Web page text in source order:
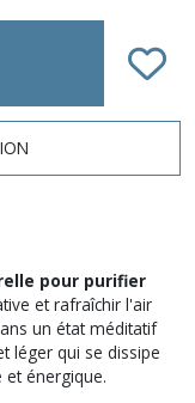
pour purifier
et rafraîchir l'air
un état méditatif
léger qui se dissipe
et énergique.